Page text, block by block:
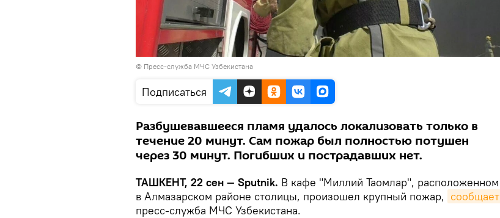
© Пресс-служба МЧС Узбекистана
Подписаться
Разбушевавшееся пламя удалось локализовать только в
течение 20 минут. Сам пожар был полностью потушен
через 30 минут. Погибших и пострадавших нет.
ТАШКЕНТ, 22 сен — Sputnik. В кафе "Миллий Таомлар", расположенном
в Алмазарском районе столицы, произошел крупный пожар, сообщает
пресс-служба МЧС Узбекистана.